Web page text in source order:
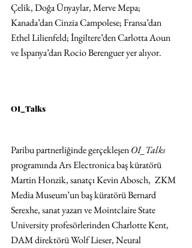
Çelik, Doğa Ünyaylar, Merve Mepa;
Kanada’dan Cinzia Campolese; Fransa’dan
Ethel Lilienfeld; İngiltere’den Carlotta Aoun
ve İspanya’dan Rocio Berenguer yer alıyor.
OI_Talks
Paribu partnerliğinde gerçekleşen OI_Talks
programında Ars Electronica baş küratörü
Martin Honzik, sanatçı Kevin Abosch, ZKM
Media Museum’un baş küratörü Bernard
Serexhe, sanat yazarı ve Mointclaire State
University profesörlerinden Charlotte Kent,
DAM direktörü Wolf Lieser, Neural